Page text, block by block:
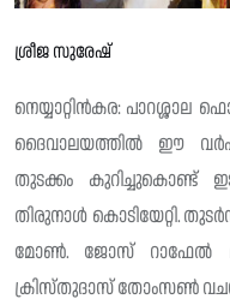
ശ്രീജ സുരേഷ്
നെയ്യാറ്റിൻകര:
ദൈവാലയത്തിൽ ഈ
തുടക്കം കുറിച്ചുകൊണ്ട്
തിരുനാൾ കൊടിയേറ്റി.
മോൺ. ജോസ് റാഫേൽ
ക്രിസ്തുദാസ് തോംസൺ